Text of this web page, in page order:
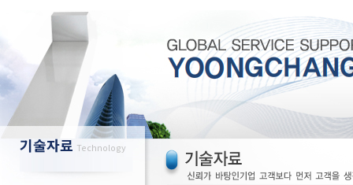
기술자료 Technology